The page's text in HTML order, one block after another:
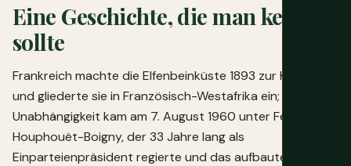
Eine Geschichte, die man kennen
sollte
Frankreich machte die Elfenbeinküste 1893 zur Kolonie
und gliederte sie in Französisch-Westafrika ein; die
Unabhängigkeit kam am 7. August 1960 unter Félix
Houphouët-Boigny, der 33 Jahre lang als
Einparteienpräsident regierte und das aufbaute, was als